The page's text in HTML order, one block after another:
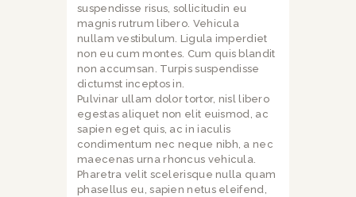
suspendisse risus, sollicitudin eu
magnis rutrum libero. Vehicula
nullam vestibulum. Ligula imperdiet
non eu cum montes. Cum quis blandit
non accumsan. Turpis suspendisse
dictumst inceptos in.
Pulvinar ullam dolor tortor, nisl libero
egestas aliquet non elit euismod, ac
sapien eget quis, ac in iaculis
condimentum nec neque nibh, a nec
maecenas urna rhoncus vehicula.
Pharetra velit scelerisque nulla quam
phasellus eu, sapien netus eleifend,